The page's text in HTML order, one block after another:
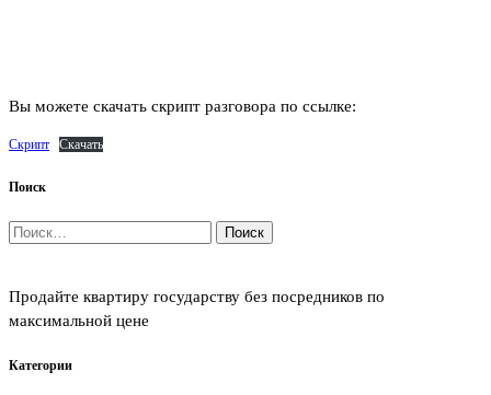
Вы можете скачать скрипт разговора по ссылке:
Скрипт Скачать
Поиск
Найти:
Продайте квартиру государству без посредников по
максимальной цене
Категории